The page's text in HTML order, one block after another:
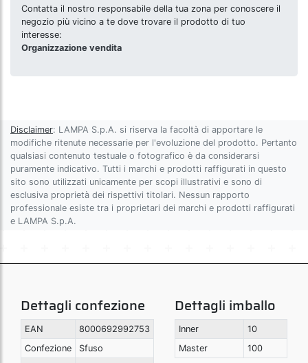
Contatta il nostro responsabile della tua zona per conoscere il
negozio più vicino a te dove trovare il prodotto di tuo
interesse:
Organizzazione vendita
Disclaimer: LAMPA S.p.A. si riserva la facoltà di apportare le
modifiche ritenute necessarie per l'evoluzione del prodotto. Pertanto
qualsiasi contenuto testuale o fotografico è da considerarsi
puramente indicativo. Tutti i marchi e prodotti raffigurati in questo
sito sono utilizzati unicamente per scopi illustrativi e sono di
esclusiva proprietà dei rispettivi titolari. Nessun rapporto
professionale esiste tra i proprietari dei marchi e prodotti raffigurati
e LAMPA S.p.A.
Dettagli confezione
EAN
8000692992753
Confezione
Sfuso
Dettagli imballo
Inner
10
Master
100